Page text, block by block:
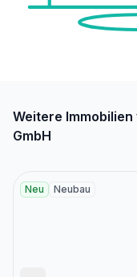
Weitere
GmbH
Neu Neubau